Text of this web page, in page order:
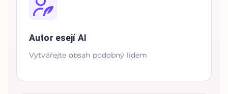
Autor esejí AI
Vytvářejte obsah podobný lidem